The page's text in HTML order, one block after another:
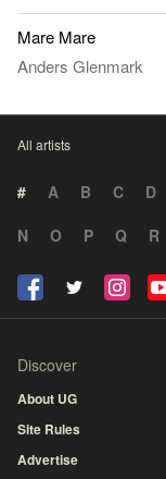
Mare Mare
Anders Glenmark
All artists
# A B C D
N
O P Q R
Discover
About UG
Site Rules
Advertise